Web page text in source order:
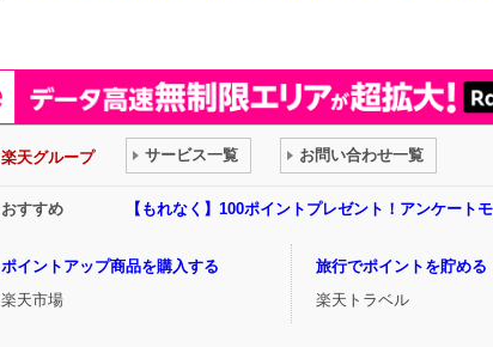
楽天グループ サービス一覧 お問い合わせ一覧
おすすめ 【もれなく】100ポイントプレゼント！アンケー
ポイントアップ商品を購入する
楽天市場
旅行でポイントを貯める
楽天トラベル